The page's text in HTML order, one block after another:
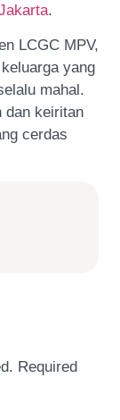
.
LCGC MPV,
yang
mahal.
dan keiritan
cerdas
Required